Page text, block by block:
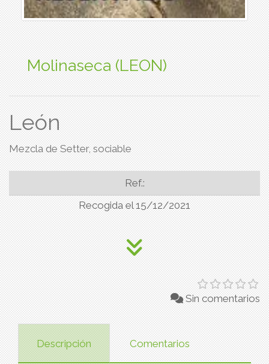
Molinaseca (LEON)
León
Mezcla de Setter, sociable
Ref.:
Recogida el 15/12/2021
Sin comentarios
Descripción Comentarios